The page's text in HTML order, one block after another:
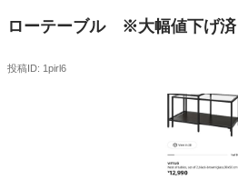
ローテーブル ※大幅値下げ済
投稿ID: 1pirl6